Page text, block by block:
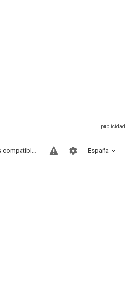
España
Sitios compatibles